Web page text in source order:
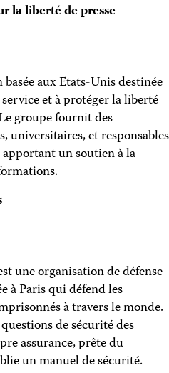
la liberté de presse
aux Etats-Unis destinée
et à protéger la liberté
groupe fournit des
universitaires, et responsables
un soutien à la
une organisation de défense
à Paris qui défend les
à travers le monde.
de sécurité des
assurance, prête du
un manuel de sécurité.